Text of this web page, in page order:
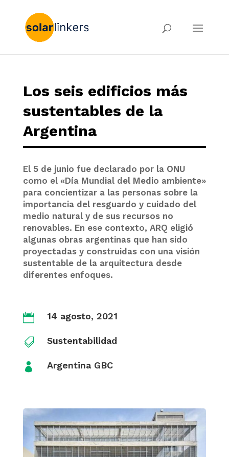
Los seis edificios más
sustentables de la
Argentina
El 5 de junio fue declarado por la ONU
como el «Día Mundial del Medio ambiente»
para concientizar a las personas sobre la
importancia del resguardo y cuidado del
medio natural y de sus recursos no
renovables. En ese contexto, ARQ eligió
algunas obras argentinas que han sido
proyectadas y construidas con una visión
sustentable de la arquitectura desde
diferentes enfoques.
 14 agosto, 2021
 Sustentabilidad
 Argentina GBC